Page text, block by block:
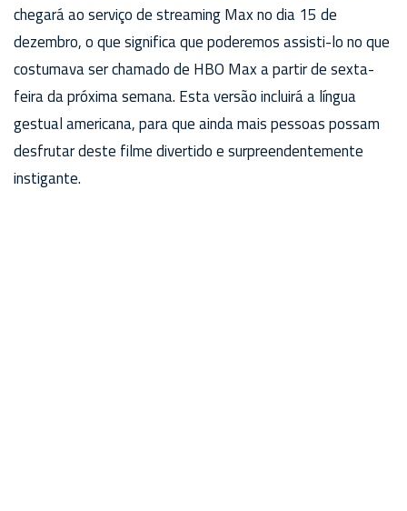
chegará ao serviço de streaming Max no dia 15 de
dezembro, o que significa que poderemos assisti-lo no que
costumava ser chamado de HBO Max a partir de sexta-
feira da próxima semana. Esta versão incluirá a língua
gestual americana, para que ainda mais pessoas possam
desfrutar deste filme divertido e surpreendentemente
instigante.